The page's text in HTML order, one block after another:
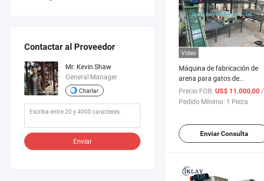
Contactar al Proveedor
Mr. Kevin Shaw
General Manager
Charlar
Enviar
Vídeo
Máquina de fabricación de
arena para gatos de
bentonita y pino a bajo precio
en China / fábrica mayorista
Precio FOB:US$ 11.000,00/ Pieza
Pedido Mínimo: 1 Pieza
Enviar Consulta